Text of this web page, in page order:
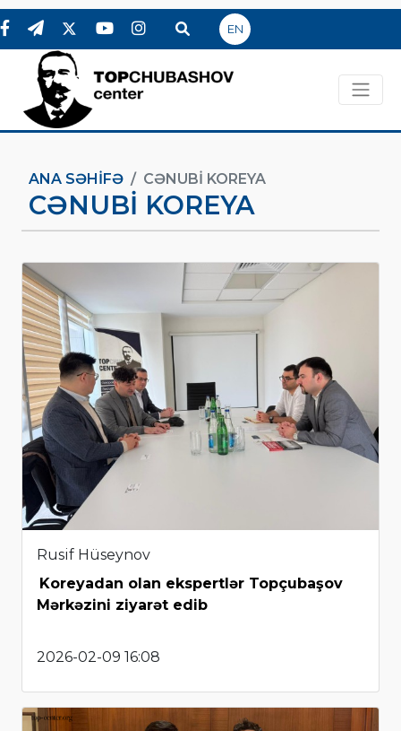
EN
ANA SƏHIFƏ CƏNUBI KOREYA
CƏNUBI KOREYA
Rusif Hüseynov
Koreyadan olan ekspertlər Topçubaşov
Mərkəzini ziyarət edib
2026-02-09 16:08